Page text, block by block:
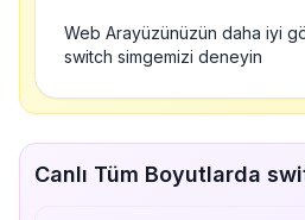
Web Arayüzünüzün daha iyi
switch simgemizi deneyin
Canlı Tüm Boyutlarda